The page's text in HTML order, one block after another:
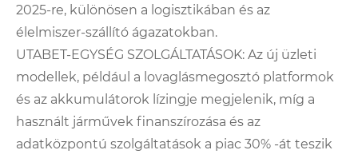
2025-re, különösen a logisztikában és az
élelmiszer-szállító ágazatokban.
UTABET-EGYSÉG SZOLGÁLTATÁSOK: Az új üzleti
modellek, például a lovaglásmegosztó platformok
és az akkumulátorok lízingje megjelenik, míg a
használt járművek finanszírozása és az
adatközpontú szolgáltatások a piac 30% -át teszik